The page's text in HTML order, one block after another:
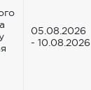
05.08.2026
- 10.08.2026